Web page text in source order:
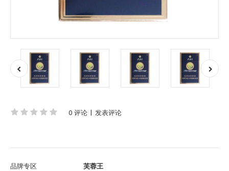
0 评论 | 发表评论
品牌专区
芙蓉王